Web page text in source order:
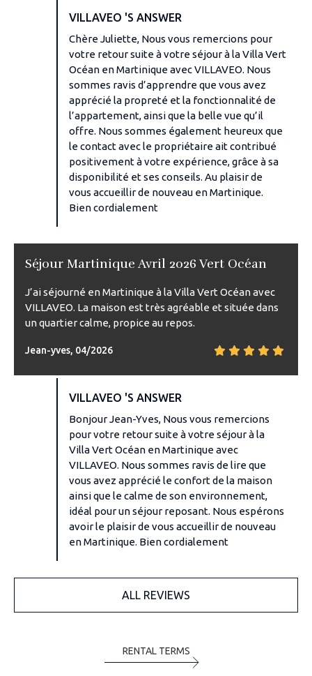
VILLAVEO 'S ANSWER
Chère Juliette, Nous vous remercions pour
votre retour suite à votre séjour à la Villa Vert
Océan en Martinique avec VILLAVEO. Nous
sommes ravis d’apprendre que vous avez
apprécié la propreté et la fonctionnalité de
l’appartement, ainsi que la belle vue qu’il
offre. Nous sommes également heureux que
le contact avec le propriétaire ait contribué
positivement à votre expérience, grâce à sa
disponibilité et ses conseils. Au plaisir de
vous accueillir de nouveau en Martinique.
Bien cordialement
Séjour Martinique Avril 2026 Vert Océan
J’ai séjourné en Martinique à la Villa Vert Océan avec
VILLAVEO. La maison est très agréable et située dans
un quartier calme, propice au repos.
Jean-yves, 04/2026
VILLAVEO 'S ANSWER
Bonjour Jean-Yves, Nous vous remercions
pour votre retour suite à votre séjour à la
Villa Vert Océan en Martinique avec
VILLAVEO. Nous sommes ravis de lire que
vous avez apprécié le confort de la maison
ainsi que le calme de son environnement,
idéal pour un séjour reposant. Nous espérons
avoir le plaisir de vous accueillir de nouveau
en Martinique. Bien cordialement
ALL REVIEWS
RENTAL TERMS